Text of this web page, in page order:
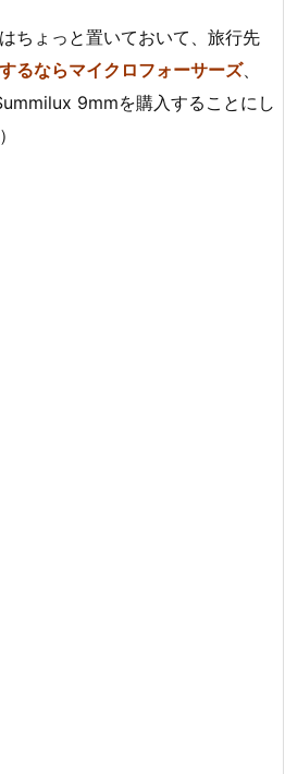
ちょっと置いておいて、旅行先
るならマイクロフォーサーズ、
9mmを購入することにし